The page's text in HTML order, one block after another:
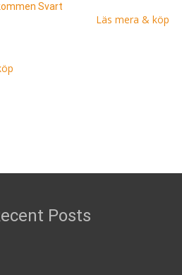
Svart
Läs mera & köp
Posts